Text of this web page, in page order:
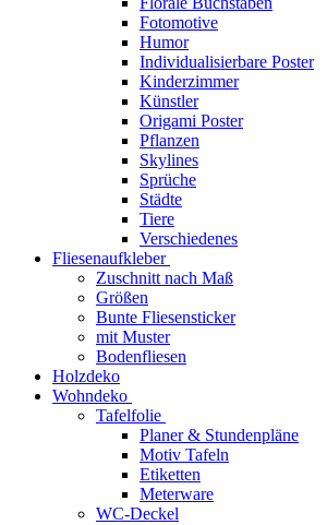
Fotomotive
Humor
Individualisierbare Poster
Kinderzimmer
Künstler
Origami Poster
Pflanzen
Skylines
Sprüche
Städte
Tiere
Verschiedenes
Fliesenaufkleber
Zuschnitt nach Maß
Größen
Bunte Fliesensticker
mit Muster
Bodenfliesen
Holzdeko
Wohndeko
Tafelfolie
Planer & Stundenpläne
Motiv Tafeln
Etiketten
Meterware
WC-Deckel